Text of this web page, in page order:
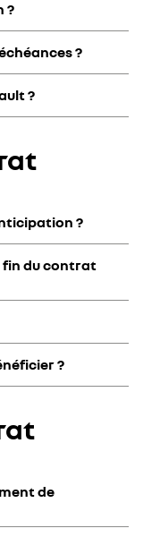
?
financement à
?
?
?
fin du contrat
est soldé
peut-être
?
de